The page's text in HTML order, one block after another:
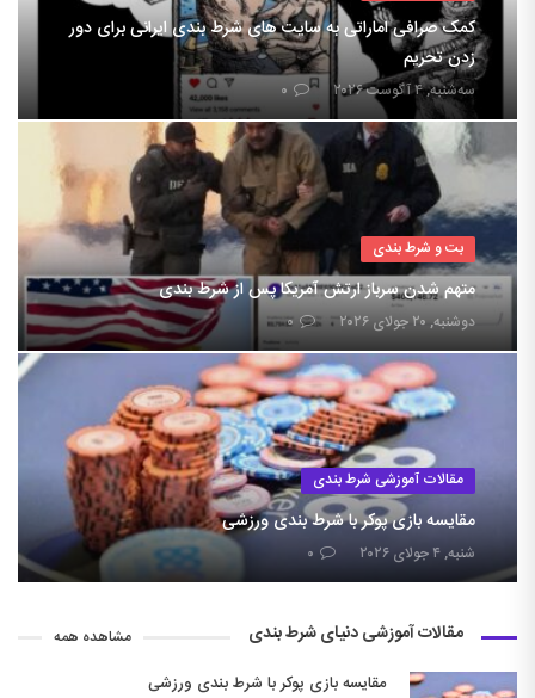
کمک صرافی اماراتی به سایت های شرط بندی ایرانی برای دور
زدن تحریم
سه‌شنبه, ۴ آگوست ۲۰۲۶ ۰
بت و شرط بندی
متهم شدن سرباز ارتش آمریکا پس از شرط بندی
دوشنبه, ۲۰ جولای ۲۰۲۶ ۰
مقالات آموزشی شرط بندی
مقایسه بازی پوکر با شرط بندی ورزشی
شنبه, ۴ جولای ۲۰۲۶ ۰
مقالات آموزشی دنیای شرط بندی مشاهده همه
مقایسه بازی پوکر با شرط بندی ورزشی